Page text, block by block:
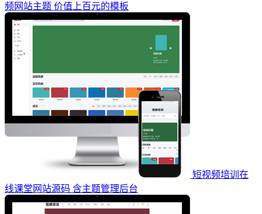
频网站主题 价值上百元的模板
短视频培训在
线课堂网站源码 含主题管理后台